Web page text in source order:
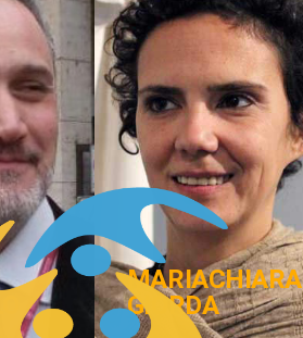
MARIACHIARA
GIORDA